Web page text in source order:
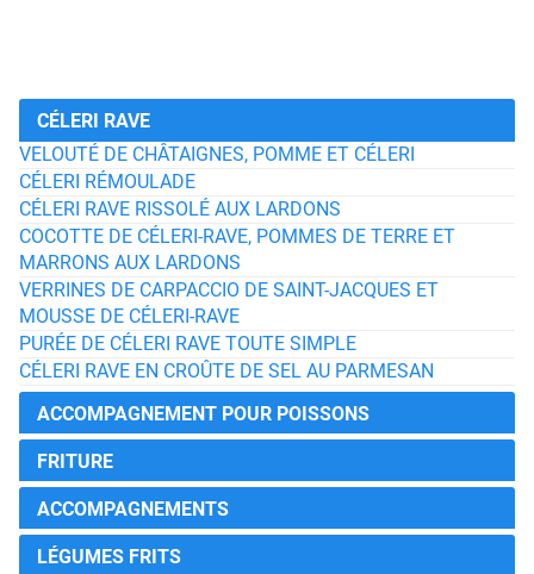
CÉLERI RAVE
VELOUTÉ DE CHÂTAIGNES, POMME ET CÉLERI
CÉLERI RÉMOULADE
CÉLERI RAVE RISSOLÉ AUX LARDONS
COCOTTE DE CÉLERI-RAVE, POMMES DE TERRE ET
MARRONS AUX LARDONS
VERRINES DE CARPACCIO DE SAINT-JACQUES ET
MOUSSE DE CÉLERI-RAVE
PURÉE DE CÉLERI RAVE TOUTE SIMPLE
CÉLERI RAVE EN CROÛTE DE SEL AU PARMESAN
ACCOMPAGNEMENT POUR POISSONS
FRITURE
ACCOMPAGNEMENTS
LÉGUMES FRITS